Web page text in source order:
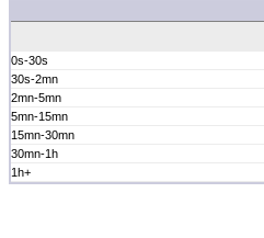
0s-30s
30s-2mn
2mn-5mn
5mn-15mn
15mn-30mn
30mn-1h
1h+